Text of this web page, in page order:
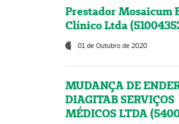
Prestador Mosaicum
Clínico Ltda
01 de Outubro de 2020
MUDANÇA DE
DIAGITAB SERVIÇOS
MÉDICOS LTDA